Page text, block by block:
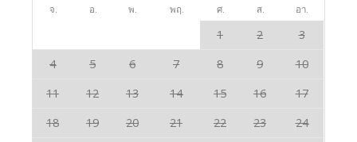
จ. อ. พ. พฤ. ศ. ส. อา.
1 2
3
4
5 6 7 8 9
10
11
12 13 14 15 16
17
18
19 20 21 22 23
24